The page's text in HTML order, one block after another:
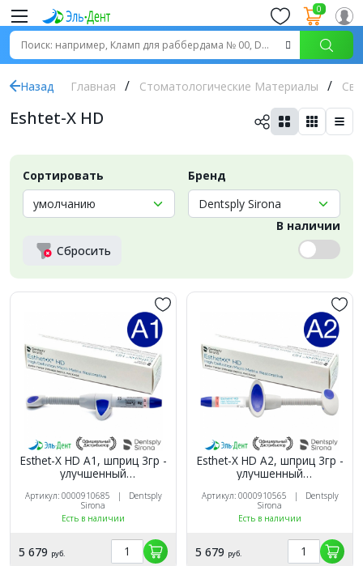
0
Назад Главная Стоматологические Материалы
Eshtet-X HD
Сортировать Бренд
Сбросить
В наличии
Esthet-X HD A1, шприц 3гр -
улучшенный
композит, Dentsply
Артикул: 0000910685 | Dentsply
Sirona
Есть в наличии
5 679 руб.
Esthet-X HD A2, шприц 3гр -
улучшенный
композит, Dentsply
Артикул: 0000910565 | Dentsply
Sirona
Есть в наличии
5 679 руб.